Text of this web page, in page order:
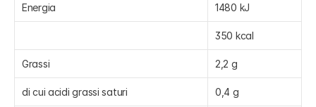
Energia 1480 kJ
350 kcal
Grassi 2,2 g
di cui acidi grassi saturi 0,4 g